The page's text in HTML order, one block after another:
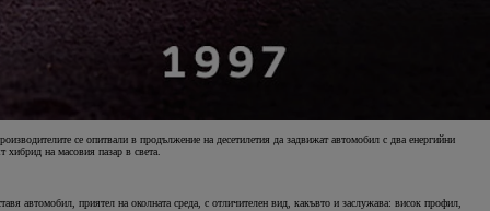
се опитвали в продължение на десетилетия да задвижат автомобил с два енергийни
на масовия пазар в света.
автомобил, приятел на околната среда, с отличителен вид, какъвто и заслужава: висок профил,